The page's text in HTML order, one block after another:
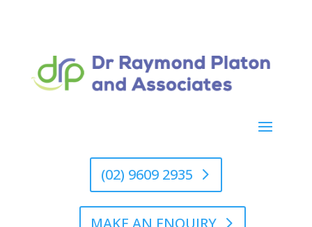
(02) 9609 2935
MAKE AN ENQUIRY